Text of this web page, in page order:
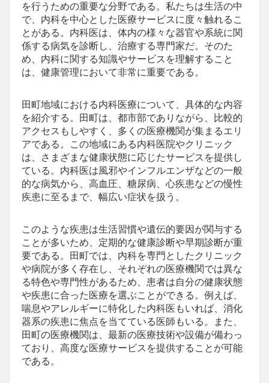
を行うための重要な分野である。 私たちは生活の中
で、内科を中心とした医療サービスに度々触れるこ
とがある。内科医は、体内の様々な器官や系統に関
係する病気を診断し、治療する専門家だ。そのた
め、内科に関する知識やサービスを理解すること
は、健康管理において非常に重要である。
田町地域における内科医療について、具体的な内容
を紹介する。田町は、都市部でありながら、比較的
アクセスもしやすく、多くの医療機関が集まるエリ
アである。この地域にある内科医院やクリニック
は、さまざまな健康状態に応じたサービスを提供し
ている。内科医は風邪やインフルエンザなどの一般
的な病気から、高血圧、糖尿病、心疾患などの慢性
疾患に至るまで、幅広い症状を扱う。
このような疾患は生活習慣や遺伝的要因が関与する
ことが多いため、定期的な健康診断や早期診断が重
要である。田町では、内科を専門としたクリニック
や病院が多く存在し、それぞれの医療機関では異な
る特色や専門性があるため、患者は自分の健康状態
や疾患に合った医療を選ぶことができる。例えば、
喘息やアレルギーに特化した内科医もいれば、消化
器系の疾患に焦点を当てている医師もいる。また、
田町の医療機関は、最新の医療技術や設備が備わっ
ており、高度な医療サービスを提供することが可能
である。